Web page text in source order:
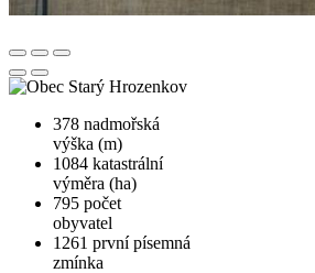
378 nadmořská
výška (m)
1084 katastrální
výměra (ha)
795 počet
obyvatel
1261 první písemná
zmínka